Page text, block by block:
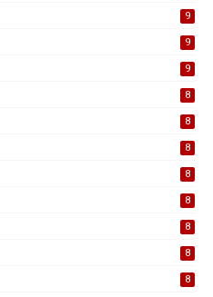
9
9
9
8
8
8
8
8
8
8
8